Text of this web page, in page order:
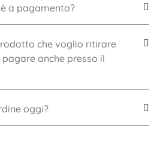
a pagamento?
che voglio ritirare
anche presso il
oggi?